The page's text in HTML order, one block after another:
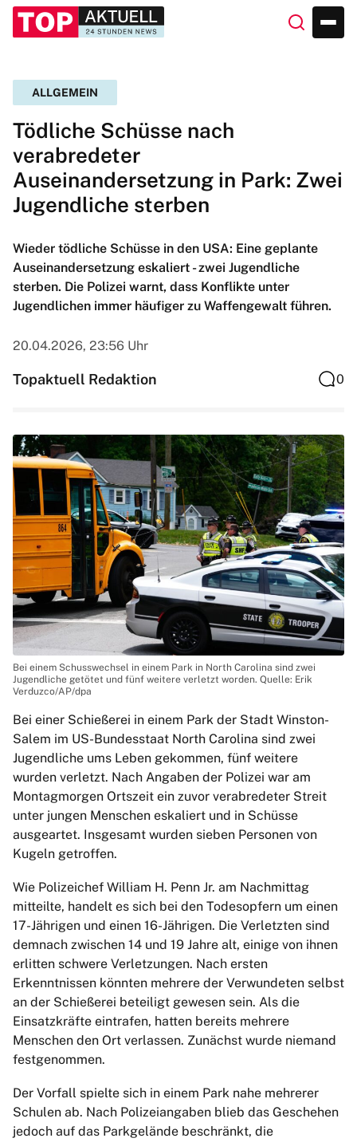
ALLGEMEIN
Tödliche Schüsse nach
verabredeter
Auseinandersetzung in Park: Zwei
Jugendliche sterben
Wieder tödliche Schüsse in den USA: Eine geplante
Auseinandersetzung eskaliert - zwei Jugendliche
sterben. Die Polizei warnt, dass Konflikte unter
Jugendlichen immer häufiger zu Waffengewalt führen.
20.04.2026, 23:56 Uhr
Topaktuell Redaktion 0
Bei einem Schusswechsel in einem Park in North Carolina sind zwei
Jugendliche getötet und fünf weitere verletzt worden. Quelle: Erik
Verduzco/AP/dpa
Bei einer Schießerei in einem Park der Stadt Winston-
Salem im US-Bundesstaat North Carolina sind zwei
Jugendliche ums Leben gekommen, fünf weitere
wurden verletzt. Nach Angaben der Polizei war am
Montagmorgen Ortszeit ein zuvor verabredeter Streit
unter jungen Menschen eskaliert und in Schüsse
ausgeartet. Insgesamt wurden sieben Personen von
Kugeln getroffen.
Wie Polizeichef William H. Penn Jr. am Nachmittag
mitteilte, handelt es sich bei den Todesopfern um einen
17-Jährigen und einen 16-Jährigen. Die Verletzten sind
demnach zwischen 14 und 19 Jahre alt, einige von ihnen
erlitten schwere Verletzungen. Nach ersten
Erkenntnissen könnten mehrere der Verwundeten selbst
an der Schießerei beteiligt gewesen sein. Als die
Einsatzkräfte eintrafen, hatten bereits mehrere
Menschen den Ort verlassen. Zunächst wurde niemand
festgenommen.
Der Vorfall spielte sich in einem Park nahe mehrerer
Schulen ab. Nach Polizeiangaben blieb das Geschehen
jedoch auf das Parkgelände beschränkt, die